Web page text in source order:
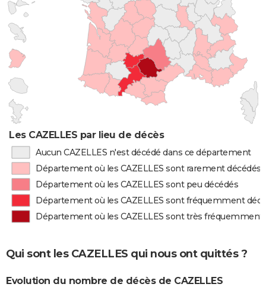
Les CAZELLES par lieu de décès
Aucun CAZELLES n'est décédé dans ce département
Département où les CAZELLES sont rarement décédés
Département où les CAZELLES sont peu décédés
Département où les CAZELLES sont fréquemment
Département où les CAZELLES sont très fréquemment
Qui sont les CAZELLES qui nous ont quittés ?
Evolution du nombre de décès de CAZELLES